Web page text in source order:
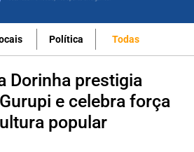
Política Todas
Dorinha prestigia
e celebra força
popular